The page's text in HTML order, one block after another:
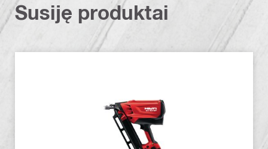
Susiję produktai